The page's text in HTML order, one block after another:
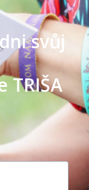
svůj
TRIŠA